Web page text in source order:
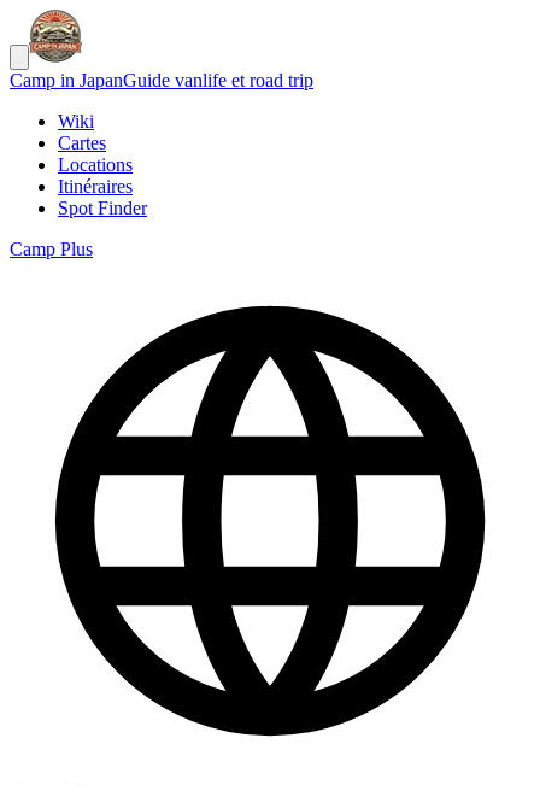
Camp in JapanGuide vanlife et road trip
Wiki
Cartes
Locations
Itinéraires
Spot Finder
Camp Plus